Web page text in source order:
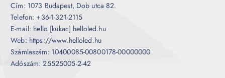
Cím: 1073 Budapest, Dob utca 82.
Telefon: +36-1-321-2115
E-mail: hello [kukac] helloled.hu
Web: https://www.helloled.hu
Számlaszám: 10400085-00800178-00000000
Adószám: 25525005-2-42